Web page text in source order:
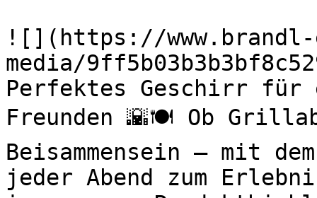
![](https://
media/
Perfektes Geschirr für
Freunden 🌇🍽️ Ob
Beisammensein – mit
jeder Abend zum